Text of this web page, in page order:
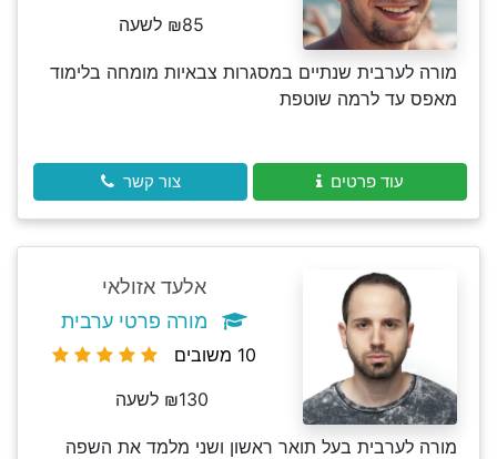
₪85 לשעה
מורה לערבית שנתיים במסגרות צבאיות מומחה בלימוד
מאפס עד לרמה שוטפת
עוד פרטים צור קשר
אלעד אזולאי
מורה פרטי ערבית
10 משובים
₪130 לשעה
מורה לערבית בעל תואר ראשון ושני מלמד את השפה